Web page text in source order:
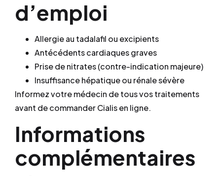
d’emploi
Allergie au tadalafil ou excipients
Antécédents cardiaques graves
Prise de nitrates (contre-indication majeure)
Insuffisance hépatique ou rénale sévère
Informez votre médecin de tous vos traitements
avant de commander Cialis en ligne.
Informations
complémentaires